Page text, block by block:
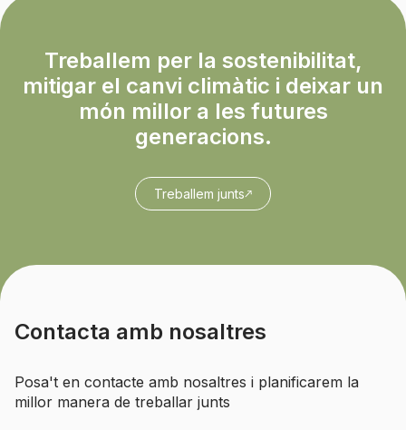
Treballem per la sostenibilitat,
mitigar el canvi climàtic i deixar un
món millor a les futures
generacions.
Treballem junts
Contacta amb nosaltres
Posa't en contacte amb nosaltres i planificarem la
millor manera de treballar junts